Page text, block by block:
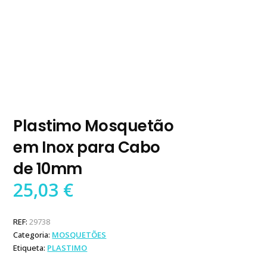
Plastimo Mosquetão
em Inox para Cabo
de 10mm
25,03 €
REF:29738
Categoria: MOSQUETÕES
Etiqueta: PLASTIMO